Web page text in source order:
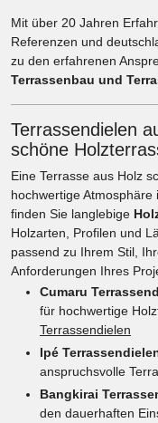
Mit über 20 Jahren
Referenzen und
zu den erfahrenen
Terrassenbau und
Terrassendielen
schöne
Eine Terrasse aus Holz
hochwertige
finden Sie langlebige
Holzarten, Profilen und
passend zu Ihrem Stil,
Anforderungen Ihres
Cumaru
für hochwertige
Terrassendielen
Ipé
anspruchsvolle
Bangkirai
den dauerhaften